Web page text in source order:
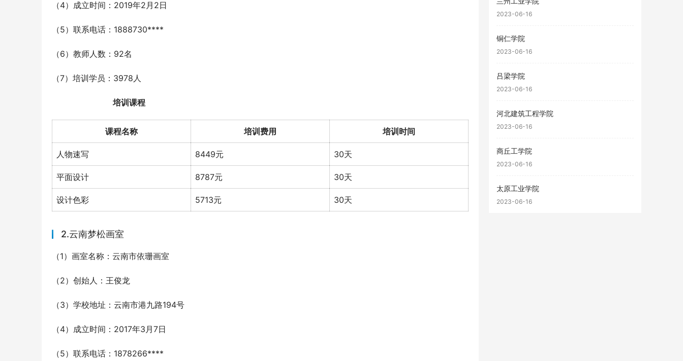
（4）成立时间：2019年2月2日
（5）联系电话：1888730****
（6）教师人数：92名
（7）培训学员：3978人
培训课程
课程名称 培训费用 培训时间
人物速写 8449元 30天
平面设计 8787元 30天
设计色彩 5713元 30天
2.云南梦松画室
（1）画室名称：云南市依珊画室
（2）创始人：王俊龙
（3）学校地址：云南市港九路194号
（4）成立时间：2017年3月7日
（5）联系电话：1878266****
2023-06-16
铜仁学院
2023-06-16
吕梁学院
2023-06-16
河北建筑工程学院
2023-06-16
商丘工学院
2023-06-16
太原工业学院
2023-06-16